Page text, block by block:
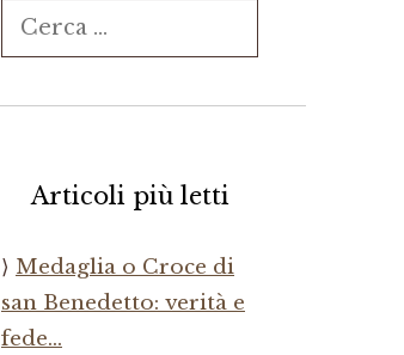
Ricerca
per:
Articoli più letti
Medaglia o Croce di
san Benedetto: verità e
fede…